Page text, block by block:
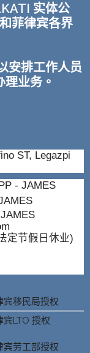
实体公
菲律宾各界
安排工作人员
业务。
ST, Legazpi
- JAMES
定节假日休业)
宾移民局授权
宾LTO 授权
宾劳工部授权